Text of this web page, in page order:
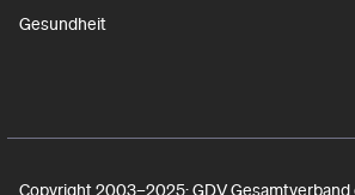
Gesundheit
Copyright 2003–2025: GDV